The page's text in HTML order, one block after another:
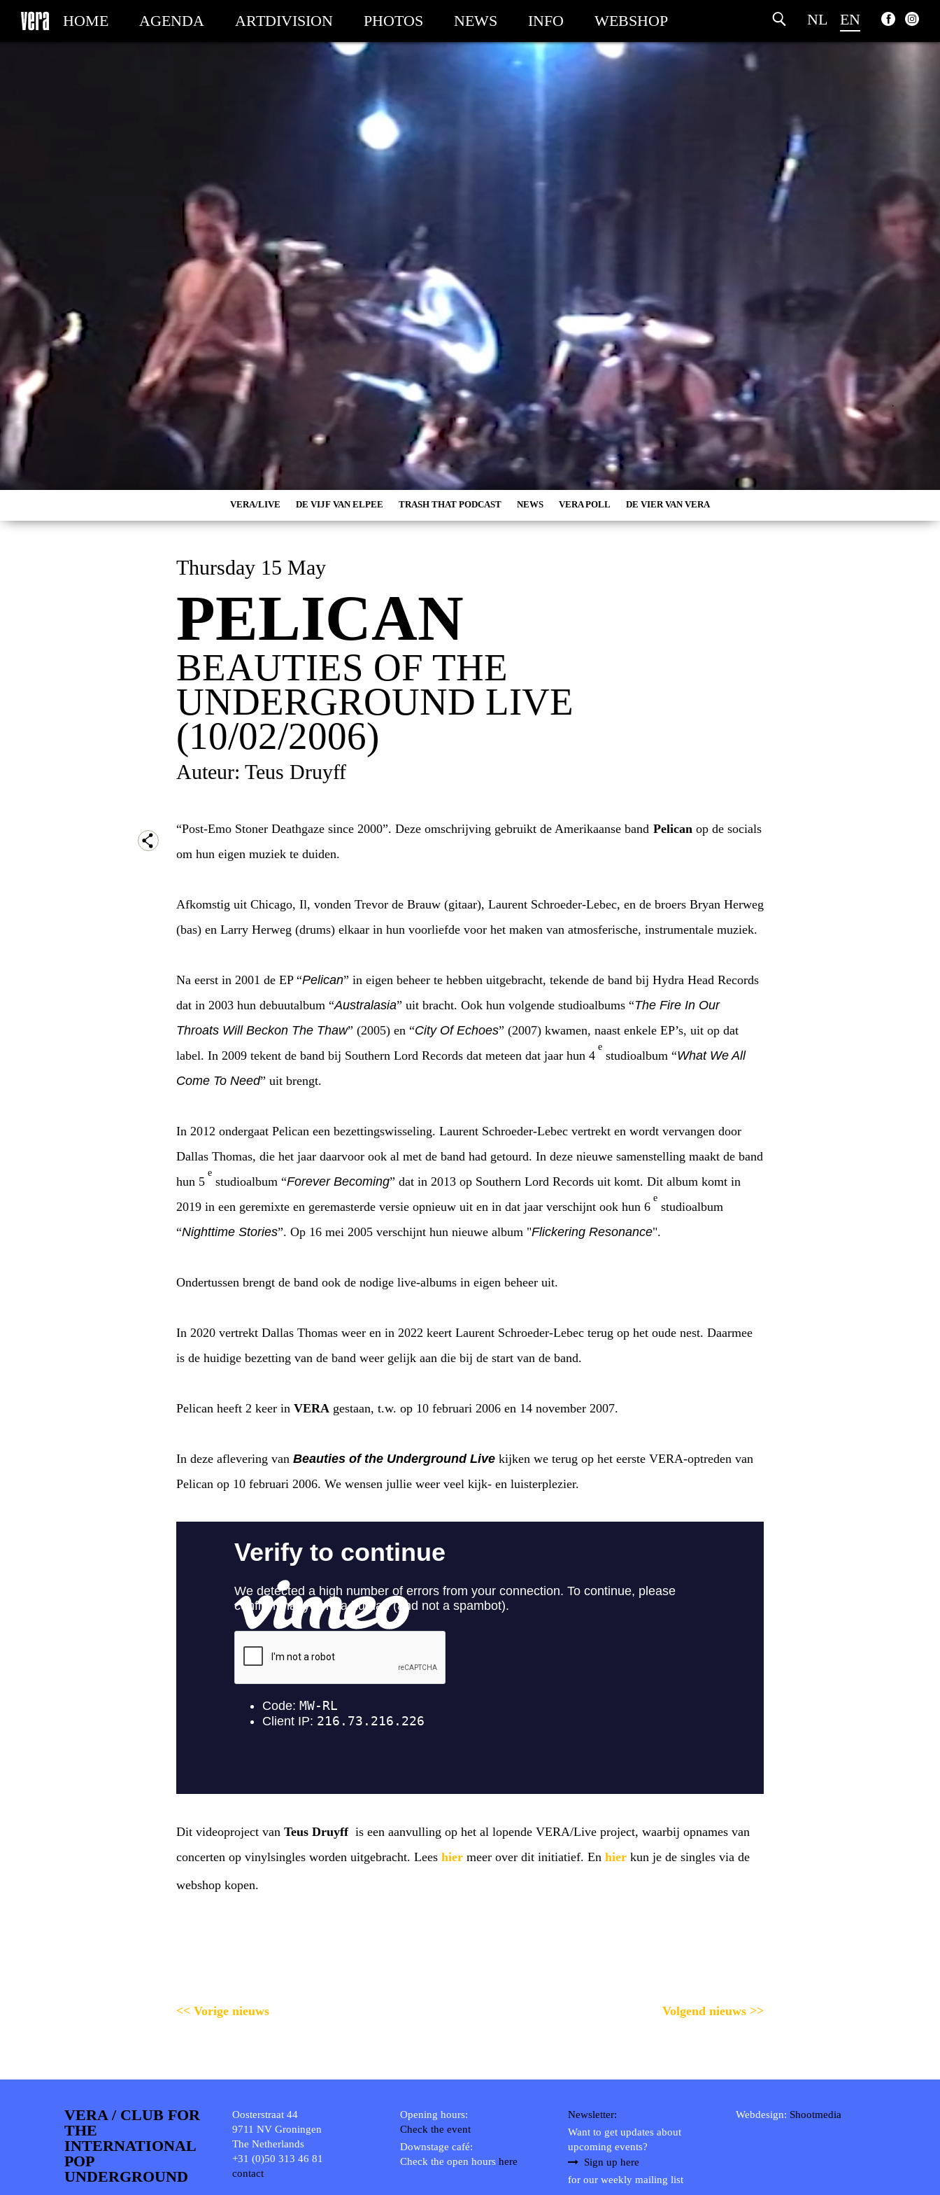
NL EN
HOME AGENDA ARTDIVISION PHOTOS NEWS INFO WEBSHOP
VERA/LIVE DE VIJF VAN ELPEE TRASH THAT PODCAST NEWS VERA POLL DE VIER VAN VERA
Thursday 15 May
PELICAN
BEAUTIES OF THE
UNDERGROUND LIVE
(10/02/2006)
Auteur: Teus Druyff
“Post-Emo Stoner Deathgaze since 2000”. Deze omschrijving gebruikt de Amerikaanse band Pelican op de socials
om hun eigen muziek te duiden.
Afkomstig uit Chicago, Il, vonden Trevor de Brauw (gitaar), Laurent Schroeder-Lebec, en de broers Bryan Herweg
(bas) en Larry Herweg (drums) elkaar in hun voorliefde voor het maken van atmosferische, instrumentale muziek.
Na eerst in 2001 de EP “Pelican” in eigen beheer te hebben uitgebracht, tekende de band bij Hydra Head Records
dat in 2003 hun debuutalbum “Australasia” uit bracht. Ook hun volgende studioalbums “The Fire In Our
Throats Will Beckon The Thaw” (2005) en “City Of Echoes” (2007) kwamen, naast enkele EP’s, uit op dat
label. In 2009 tekent de band bij Southern Lord Records dat meteen dat jaar hun 4
e
studioalbum “What We All
Come To Need” uit brengt.
In 2012 ondergaat Pelican een bezettingswisseling. Laurent Schroeder-Lebec vertrekt en wordt vervangen door
Dallas Thomas, die het jaar daarvoor ook al met de band had getourd. In deze nieuwe samenstelling maakt de band
hun 5
e
studioalbum “Forever Becoming” dat in 2013 op Southern Lord Records uit komt. Dit album komt in
2019 in een geremixte en geremasterde versie opnieuw uit en in dat jaar verschijnt ook hun 6
e
studioalbum
“Nighttime Stories”. Op 16 mei 2005 verschijnt hun nieuwe album "Flickering Resonance".
Ondertussen brengt de band ook de nodige live-albums in eigen beheer uit.
In 2020 vertrekt Dallas Thomas weer en in 2022 keert Laurent Schroeder-Lebec terug op het oude nest. Daarmee
is de huidige bezetting van de band weer gelijk aan die bij de start van de band.
Pelican heeft 2 keer in VERA gestaan, t.w. op 10 februari 2006 en 14 november 2007.
In deze aflevering van Beauties of the Underground Live kijken we terug op het eerste VERA-optreden van
Pelican op 10 februari 2006. We wensen jullie weer veel kijk- en luisterplezier.
Dit videoproject van Teus Druyffis een aanvulling op het al lopende VERA/Live project, waarbij opnames van
concerten op vinylsingles worden uitgebracht. Lees hier meer over dit initiatief. En hier kun je de singles via de
webshop kopen.
<< Vorige nieuws Volgend nieuws >>
VERA / CLUB FOR
THE
INTERNATIONAL
POP
UNDERGROUND
Oosterstraat 44
9711 NV Groningen
The Netherlands
+31 (0)50 313 46 81
contact
Opening hours:
Check the event
Downstage café:
Check the open hours here
Newsletter:
Want to get updates about
upcoming events?
Sign up here
for our weekly mailing list
Webdesign: Shootmedia